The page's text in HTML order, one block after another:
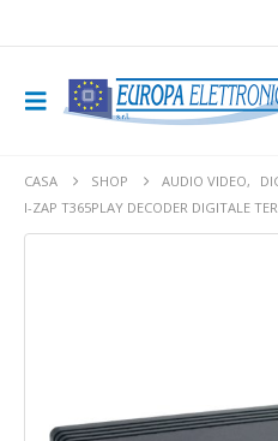
CASA SHOP AUDIO VIDEO,
I-ZAP T365PLAY DECODER DIGITALE